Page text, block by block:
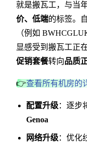
就是搬瓦工，与当
价、低端的标签。
（例如
显感受到搬瓦工正
促销套餐转向品质
👉查看所有机房的
配置升级：逐步
Genoa
网络升级：优化